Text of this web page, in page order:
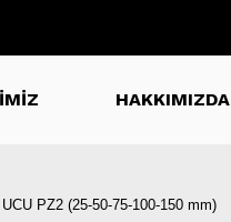
HAKKIMIZDA
PZ2 (25-50-75-100-150 mm)